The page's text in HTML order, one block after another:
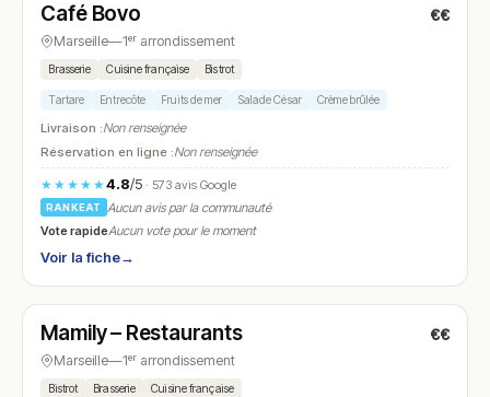
N° 7
Café Bovo €€
Marseille—1ᵉʳ arrondissement
Brasserie Cuisine française Bistrot
Tartare Entrecôte Fruits de mer Salade César Crème brûlée
Livraison :Non renseignée
Réservation en ligne :Non renseignée
★★★★★4.8/5· 573 avis Google
RANKEAT
Aucun avis par la communauté
Vote rapideAucun vote pour le moment
Voir la fiche→
N° 8
Mamily – Restaurants €€
Marseille—1ᵉʳ arrondissement
Bistrot Brasserie Cuisine française